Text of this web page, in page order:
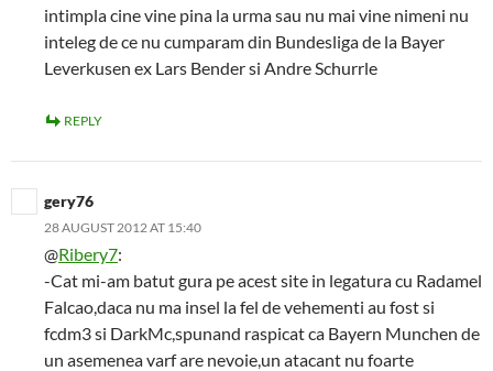
intimpla cine vine pina la urma sau nu mai vine nimeni nu
inteleg de ce nu cumparam din Bundesliga de la Bayer
Leverkusen ex Lars Bender si Andre Schurrle
REPLY
gery76
28 AUGUST 2012 AT 15:40
@Ribery7:
-Cat mi-am batut gura pe acest site in legatura cu Radamel
Falcao,daca nu ma insel la fel de vehementi au fost si
fcdm3 si DarkMc,spunand raspicat ca Bayern Munchen de
un asemenea varf are nevoie,un atacant nu foarte